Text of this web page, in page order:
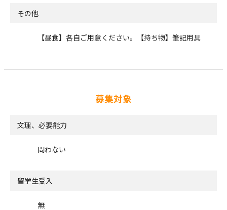
その他
【昼食】各自ご用意ください。【持ち物】筆記用具
募集対象
文理、必要能力
問わない
留学生受入
無